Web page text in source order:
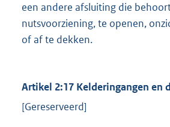
een andere afsluiting die
nutsvoorziening, te openen,
of af te dekken.
Artikel 2:17 Kelderingangen en
[Gereserveerd]